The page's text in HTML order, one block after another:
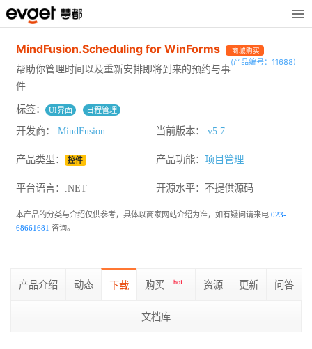
MindFusion.Scheduling for WinForms 商城购买
(产品编号：11688)
帮助你管理时间以及重新安排即将到来的预约与事
件
标签： UI界面 日程管理
开发商： MindFusion 当前版本： v5.7
产品类型： 控件 产品功能： 项目管理
平台语言：.NET 开源水平： 不提供源码
本产品的分类与介绍仅供参考，具体以商家网站介绍为准，如有疑问请来电 023-
68661681 咨询。
产品介绍 动态 下载 购买 hot 资源 更新 问答
文档库